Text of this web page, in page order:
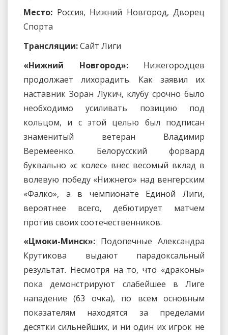
Место: Россия, Нижний Новгород, Дворец
Спорта
Трансляции:Сайт Лиги
«Нижний Новгород»:Нижегородцев
продолжает лихорадить. Как заявил их
наставник Зоран Лукич, клубу срочно было
необходимо усиливать позицию под
кольцом, и с этой целью был подписан
знаменитый ветеран Владимир
Веремеенко. Белорусский форвард
буквально «с колес» внес весомый вклад в
волевую победу «Нижнего» над венгерским
«Фалко», а в чемпионате Единой Лиги,
вероятнее всего, дебютирует матчем
против своих соотечественников.
«Цмоки-Минск»: Подопечные Александра
Крутикова выдают парадоксальный
результат. Несмотря на то, что «драконы»
пока демонстрируют слабейшее в Лиге
нападение (63 очка), по всем основным
показателям находятся за пределами
десятки сильнейших, и ни один их игрок не